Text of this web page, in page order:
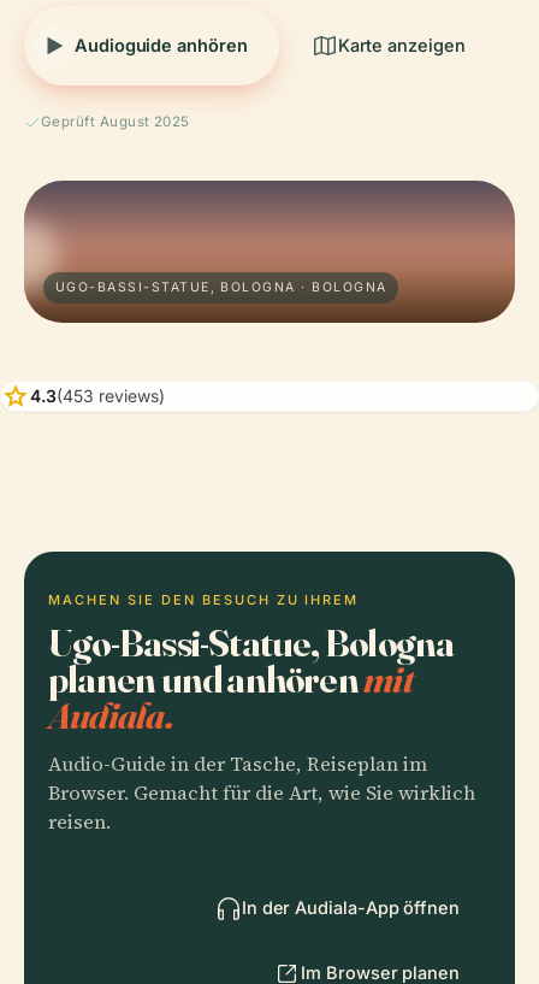
Audioguide anhören Karte anzeigen
Geprüft August 2025
UGO-BASSI-STATUE, BOLOGNA · BOLOGNA
star4.3(453 reviews)
MACHEN SIE DEN BESUCH ZU IHREM
Ugo-Bassi-Statue, Bologna
planen und anhörenmit
Audiala.
Audio-Guide in der Tasche, Reiseplan im
Browser. Gemacht für die Art, wie Sie wirklich
reisen.
In der Audiala-App öffnen
Im Browser planen